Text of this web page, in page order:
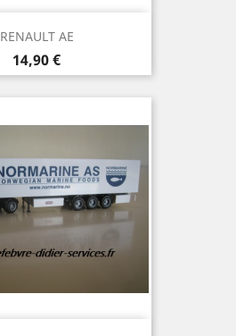
RENAULT AE
Prix
14,90 €